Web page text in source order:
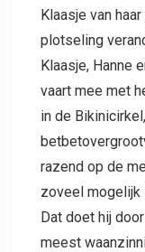
Klaasje van
plotseling
Klaasje, Hanne
vaart mee met
in de
razend op de
zoveel mogelijk
Dat doet hij
meest